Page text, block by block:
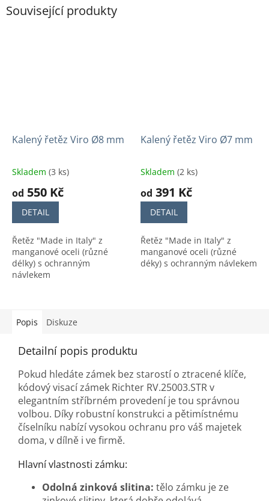
Související produkty
Kalený řetěz Viro Ø8 mm
Skladem (3 ks)
od 550 Kč
DETAIL
Řetěz "Made in Italy" z
manganové oceli (různé
délky) s ochranným
návlekem
Kalený řetěz Viro Ø7 mm
Skladem (2 ks)
od 391 Kč
DETAIL
Řetěz "Made in Italy" z
manganové oceli (různé
déky) s ochranným návlekem
Popis Diskuze
Detailní popis produktu
Pokud hledáte zámek bez starostí o ztracené klíče,
kódový visací zámek Richter RV.25003.STR v
elegantním stříbrném provedení je tou správnou
volbou. Díky robustní konstrukci a pětimístnému
číselníku nabízí vysokou ochranu pro váš majetek
doma, v dílně i ve firmě.
Hlavní vlastnosti zámku:
Odolná zinková slitina: tělo zámku je ze